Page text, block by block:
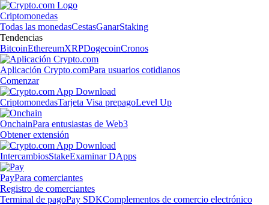
Criptomonedas
Todas las monedasCestasGanarStaking
Tendencias
BitcoinEthereumXRPDogecoinCronos
Aplicación Crypto.comPara usuarios cotidianos
Comenzar
CriptomonedasTarjeta Visa prepagoLevel Up
OnchainPara entusiastas de Web3
Obtener extensión
IntercambiosStakeExaminar DApps
PayPara comerciantes
Registro de comerciantes
Terminal de pagoPay SDKComplementos de comercio electrónico